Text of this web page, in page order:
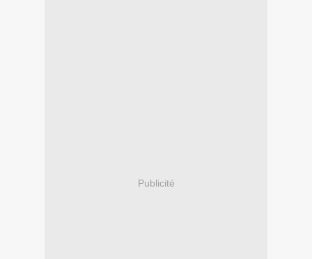
Publicité